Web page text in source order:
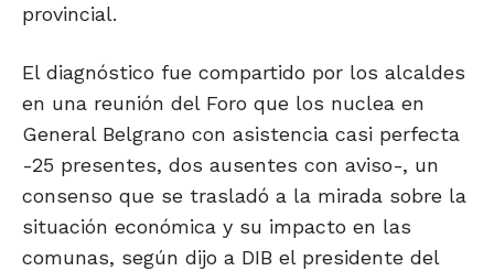
provincial.
El diagnóstico fue compartido por los alcaldes
en una reunión del Foro que los nuclea en
General Belgrano con asistencia casi perfecta
-25 presentes, dos ausentes con aviso-, un
consenso que se trasladó a la mirada sobre la
situación económica y su impacto en las
comunas, según dijo a DIB el presidente del